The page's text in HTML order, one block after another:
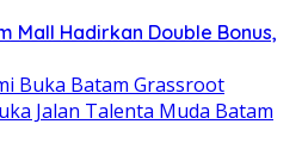
Mall Hadirkan Double Bonus,